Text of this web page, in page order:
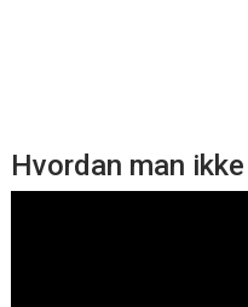
Hvordan man